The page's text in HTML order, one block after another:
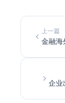
上一篇
金融海
企业